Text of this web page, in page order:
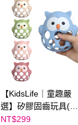
【KidsLife｜童趣嚴
選】矽膠固齒玩具(多
色可選)
NT$299